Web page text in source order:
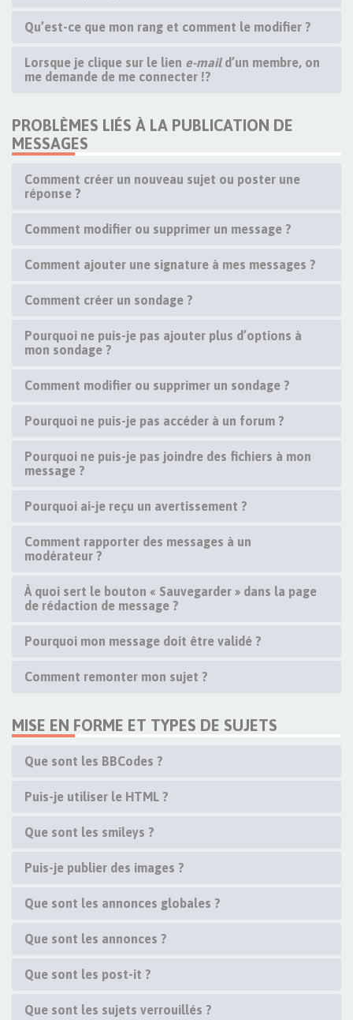
Qu’est-ce que mon rang et comment le modifier ?
Lorsque je clique sur le lien e-maild’un membre, on
me demande de me connecter !?
PROBLÈMES LIÉS À LA PUBLICATION DE
MESSAGES
Comment créer un nouveau sujet ou poster une
réponse ?
Comment modifier ou supprimer un message ?
Comment ajouter une signature à mes messages ?
Comment créer un sondage ?
Pourquoi ne puis-je pas ajouter plus d’options à
mon sondage ?
Comment modifier ou supprimer un sondage ?
Pourquoi ne puis-je pas accéder à un forum ?
Pourquoi ne puis-je pas joindre des fichiers à mon
message ?
Pourquoi ai-je reçu un avertissement ?
Comment rapporter des messages à un
modérateur ?
À quoi sert le bouton « Sauvegarder » dans la page
de rédaction de message ?
Pourquoi mon message doit être validé ?
Comment remonter mon sujet ?
MISE EN FORME ET TYPES DE SUJETS
Que sont les BBCodes ?
Puis-je utiliser le HTML ?
Que sont les smileys ?
Puis-je publier des images ?
Que sont les annonces globales ?
Que sont les annonces ?
Que sont les post-it ?
Que sont les sujets verrouillés ?